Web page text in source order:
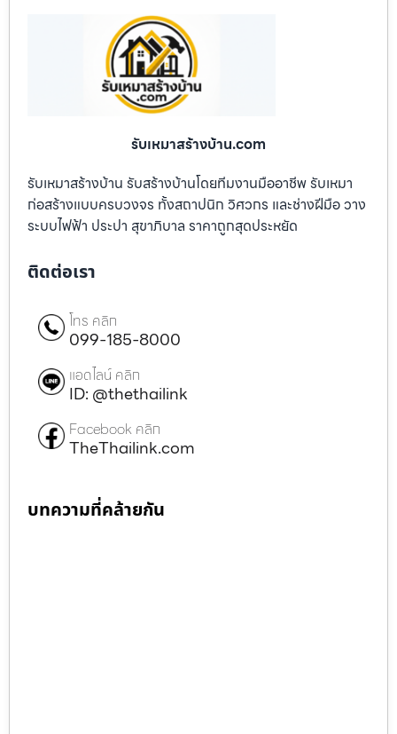
รับเหมาสร้างบ้าน.com
รับเหมาสร้างบ้าน รับสร้างบ้านโดยทีมงานมืออาชีพ รับเหมา
ก่อสร้างแบบครบวงจร ทั้งสถาปนิก วิศวกร และช่างฝีมือ วาง
ระบบไฟฟ้า ประปา สุขาภิบาล ราคาถูกสุดประหยัด
ติดต่อเรา
โทร คลิก
099-185-8000
แอดไลน์ คลิก
ID: @thethailink
Facebook คลิก
TheThailink.com
บทความที่คล้ายกัน